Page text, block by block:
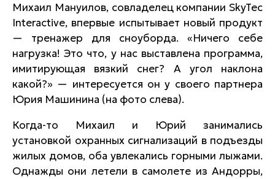
Михаил Мануилов, совладелец компании SkyTec
Interactive, впервые испытывает новый продукт
— тренажер для сноуборда. «Ничего себе
нагрузка! Это что, у нас выставлена программа,
имитирующая вязкий снег? А угол наклона
какой?» — интересуется он у своего партнера
Юрия Машинина (на фото слева).
Когда-то Михаил и Юрий занимались
установкой охранных сигнализаций в подъезды
жилых домов, оба увлекались горными лыжами.
Однажды они летели в самолете из Андорры,